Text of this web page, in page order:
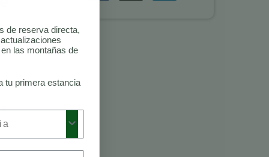
de reserva directa,
las montañas de
tu primera estancia